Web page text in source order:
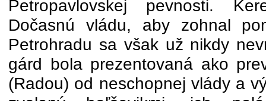
Petropavlovskej pevnosti.
Dočasnú vládu, aby zohnal
Petrohradu sa však už nikdy
gárd bola prezentovaná ako
(Radou) od neschopnej vlády a